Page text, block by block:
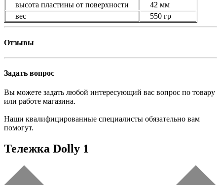
высота пластины от поверхности
42 мм
вес
550 гр
Отзывы
Задать вопрос
Вы можете задать любой интересующий вас вопрос по товару
или работе магазина.
Наши квалифицированные специалисты обязательно вам
помогут.
Тележка Dolly 1